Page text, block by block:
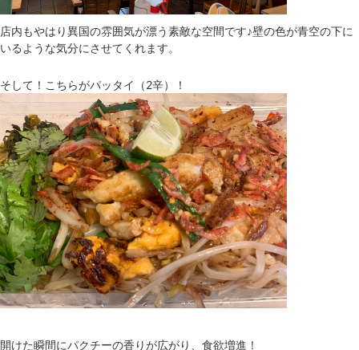
店内もやはり異国の雰囲気が漂う素敵な空間です♪壁の色が青空の下に
いるような気分にさせてくれます。
そして！こちらがパッタイ（2辛）！
開けた瞬間にパクチーの香りが広がり、食欲増進！